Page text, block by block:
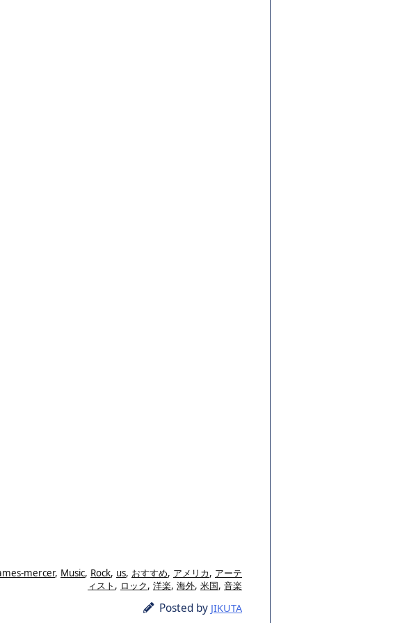
mercer, Music, Rock, us, おすすめ, アメリカ, アーテ
ィスト , ロック, 洋楽, 海外, 米国, 音楽
Posted by JIKUTA